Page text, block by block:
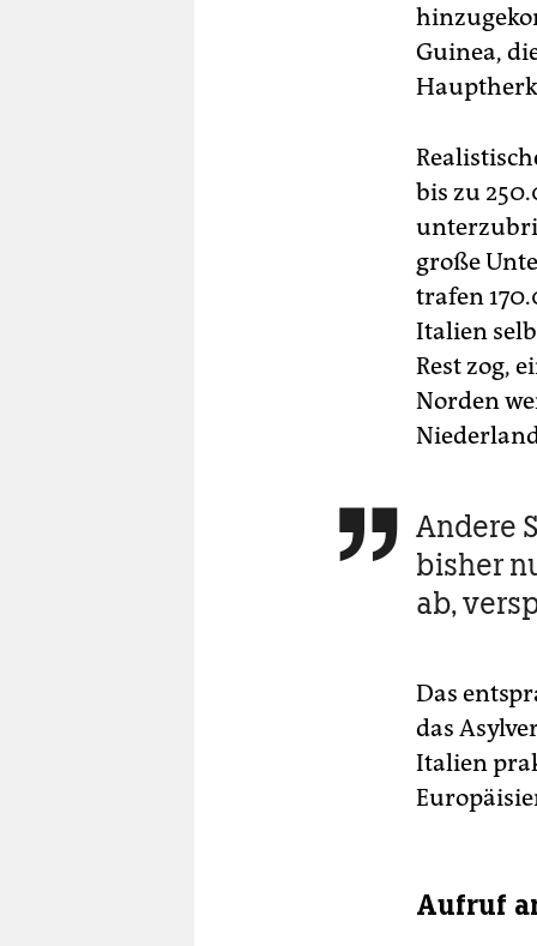
Guinea,
bis zu
große
trafen
Italien
Rest zog,
Norden
 Andere
bisher
ab,
Das
das
Italien
Aufruf